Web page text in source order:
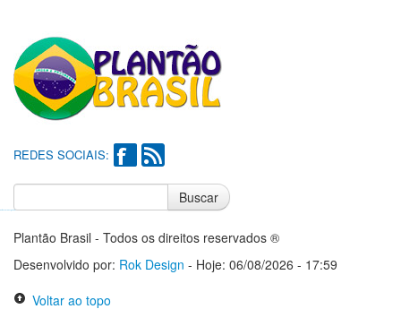
REDES SOCIAIS:
Buscar
Plantão Brasil - Todos os direitos reservados ®
Desenvolvido por: Rok Design - Hoje: 06/08/2026 - 17:59
Voltar ao topo